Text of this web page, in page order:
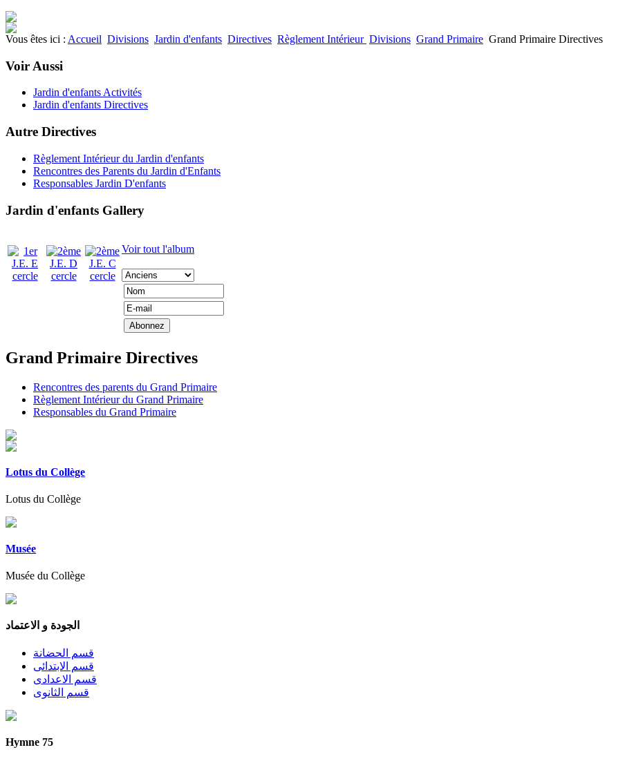
Vous êtes ici : Accueil Divisions Jardin d'enfants Directives Règlement Intérieur Divisions Grand Primaire Grand Primaire Directives
Voir Aussi
Jardin d'enfants Activités
Jardin d'enfants Directives
Autre Directives
Règlement Intérieur du Jardin d'enfants
Rencontres des Parents du Jardin d'Enfants
Responsables Jardin D'enfants
Jardin d'enfants Gallery
Voir tout l'album
Grand Primaire Directives
Rencontres des parents du Grand Primaire
Règlement Intérieur du Grand Primaire
Responsables du Grand Primaire
Lotus du Collège
Lotus du Collège
Musée
Musée du Collège
الجودة و الاعتماد
قسم الحضانة
قسم الابتدائى
قسم الاعدادى
قسم الثانوى
Hymne 75